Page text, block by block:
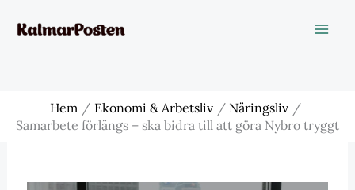
Hem Ekonomi & Arbetsliv
Näringsliv
Samarbete förlängs – ska bidra till att göra Nybro tryggt